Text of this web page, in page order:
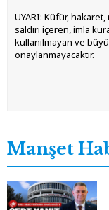
UYARI: Küfür,
saldırı içeren, imla
kullanılmayan ve
onaylanmayacaktır.
Manşet